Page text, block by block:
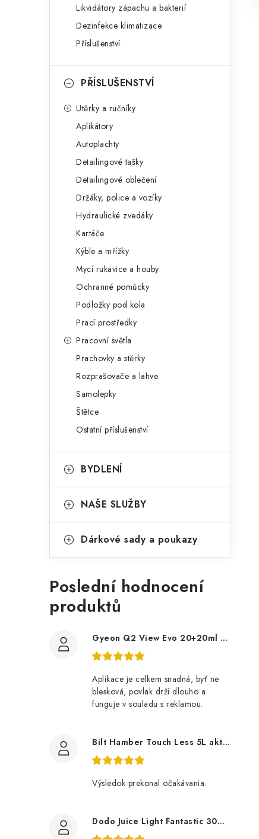
Likvidátory zápachu a bakterií
Dezinfekce klimatizace
Příslušenství
PŘÍSLUŠENSTVÍ
Utěrky a ručníky
Aplikátory
Autoplachty
Detailingové tašky
Detailingové oblečení
Držáky, police a vozíky
Hydraulické zvedáky
Kartáče
Kýble a mřížky
Mycí rukavice a houby
Ochranné pomůcky
Podložky pod kola
Prací prostředky
Pracovní světla
Prachovky a stěrky
Rozprašovače a lahve
Samolepky
Štětce
Ostatní příslušenství
BYDLENÍ
NAŠE SLUŽBY
Dárkové sady a poukazy
Poslední hodnocení
produktů
Gyeon Q2 View Evo 20+20ml nanopovlak na okna
Aplikace je celkem snadná, byť ne
blesková, povlak drží dlouho a
funguje v souladu s reklamou.
Bilt Hamber Touch Less 5L aktivní pěna
Výsledok prekonal očakávania.
Dodo Juice Light Fantastic 30ml měkký vosk